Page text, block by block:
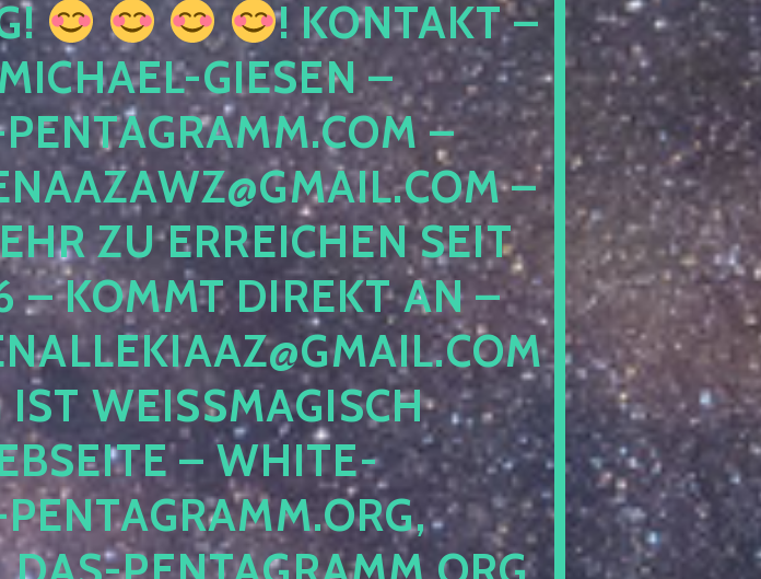
! KONTAKT –
GIESEN –
–
–
ZU ERREICHEN SEIT
KOMMT DIREKT AN –
WEISSMAGISCH G
– WHITE-P
S